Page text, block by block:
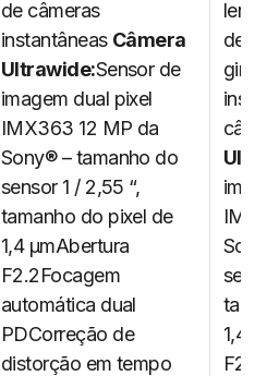
de câmeras
instantâneas Câmera
Ultrawide:Sensor de
imagem dual pixel
IMX363 12 MP da
Sony® – tamanho do
sensor 1 / 2,55 “,
tamanho do pixel de
1,4 µmAbertura
F2.2Focagem
automática dual
PDCorreção de
distorção em tempo
de
1,4